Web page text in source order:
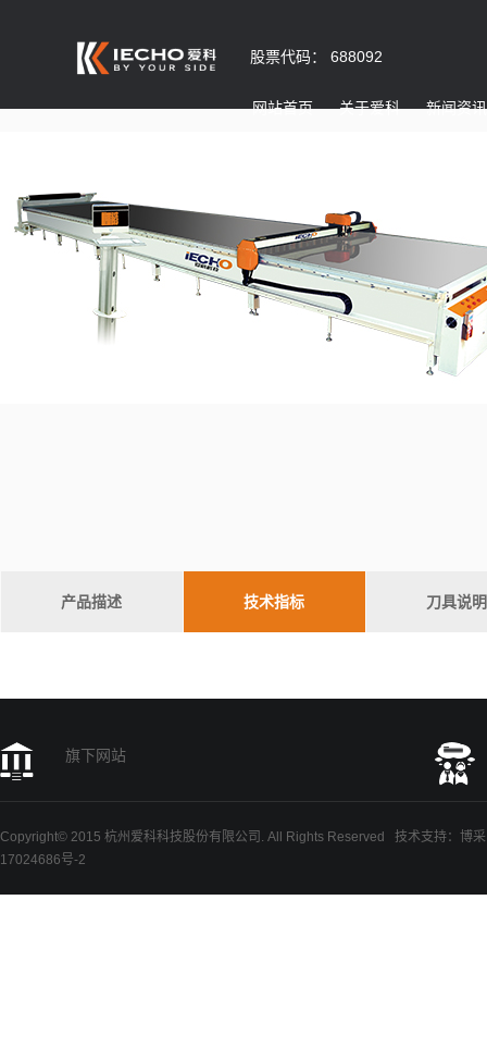
股票代码： 688092
网站首页 关于爱科 新闻资讯
产品描述 技术指标 刀具说明
旗下网站
Copyright© 2015 杭州爱科科技股份有限公司. All Rights Reserved 技术支持： 博
17024686号-2